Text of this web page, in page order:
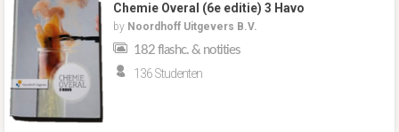
Chemie Overal (6e editie) 3 Havo
by Noordhoff Uitgevers B.V.
182 flashc. & notities
136 Studenten